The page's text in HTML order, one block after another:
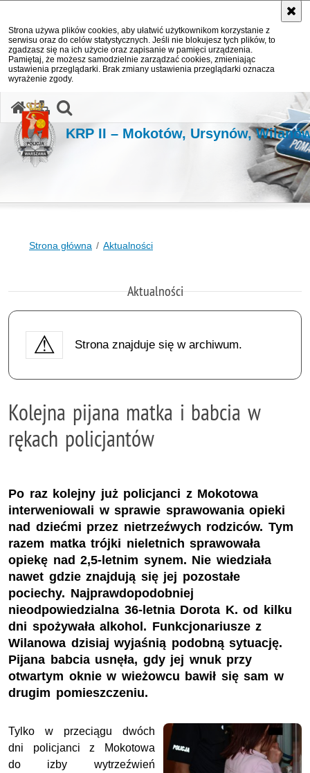
Strona używa plików cookies, aby ułatwić użytkownikom korzystanie z
serwisu oraz do celów statystycznych. Jeśli nie blokujesz tych plików, to
zgadzasz się na ich użycie oraz zapisanie w pamięci urządzenia.
Pamiętaj, że możesz samodzielnie zarządzać cookies, zmieniając
ustawienia przeglądarki. Brak zmiany ustawienia przeglądarki oznacza
wyrażenie zgody.
KRP II – Mokotów, Ursynów,
Strona główna Aktualności
Aktualności
Strona znajduje się w archiwum.
Kolejna pijana matka i babcia w
rękach policjantów
Po raz kolejny już policjanci z Mokotowa
interweniowali w sprawie sprawowania opieki
nad dziećmi przez nietrzeźwych rodziców. Tym
razem matka trójki nieletnich sprawowała
opiekę nad 2,5-letnim synem. Nie wiedziała
nawet gdzie znajdują się jej pozostałe
pociechy. Najprawdopodobniej
nieodpowiedzialna 36-letnia Dorota K. od kilku
dni spożywała alkohol. Funkcjonariusze z
Wilanowa dzisiaj wyjaśnią podobną sytuację.
Pijana babcia usnęła, gdy jej wnuk przy
otwartym oknie w wieżowcu bawił się sam w
drugim pomieszczeniu.
Tylko w przeciągu dwóch
dni policjanci z Mokotowa
do izby wytrzeźwień